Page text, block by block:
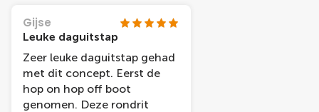
Gijse
Leuke daguitstap
Zeer leuke daguitstap gehad
met dit concept. Eerst de
hop on hop off boot
genomen. Deze rondrit